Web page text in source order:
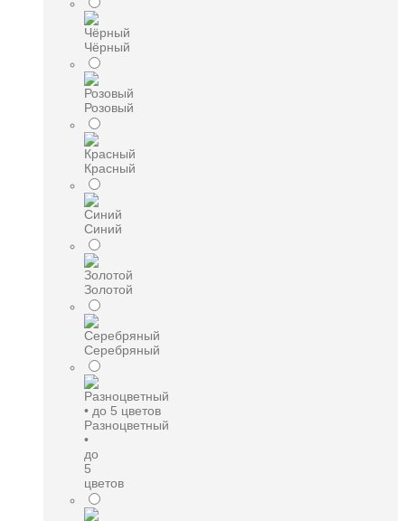
Чёрный
Розовый
Красный
Синий
Золотой
Серебряный
Разноцветный
•
до
5
цветов